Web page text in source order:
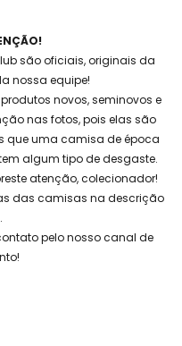
são oficiais, originais da
nossa equipe!
novos, seminovos e
nas fotos, pois elas são
que uma camisa de época
algum tipo de desgaste.
atenção, colecionador!
das camisas na descrição
pelo nosso canal de